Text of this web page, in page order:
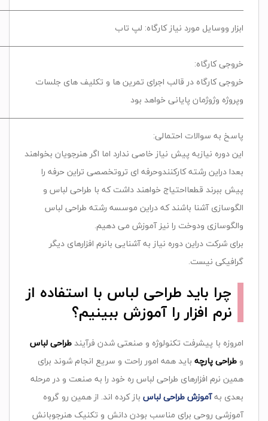
ابزار ووسایل مورد نیاز کارگاه: لپ تاب
خروجی کارگاه:
خروجی کارگاه در قالب اجرای تمرین ها و تکلیف های جلسات
وپروژه وژوژمان پایانی خواهد بود
پاسخ به سوالات احتمالی:
این دوره نیازبه پیش نیاز خاصی ندارد اما اگر هنرجویان بخواهند
بعدا دراین رشته کارکنندوحرفه ای تروتخصصی تراین حرفه را
پیش ببرند قطعااحتیاج خواهند داشت که با طراحی لباس و
الگوسازی آشنا باشند که دراین موسسه رشته طراحی لباس
والگوسازی ودوخت را نیز آموزش می دهیم.
برای شرکت دراین دوره نیاز به آشنایی بانرم افزارهای دیگر
گرافیکی نیست.
چرا باید طراحی لباس با استفاده از
نرم افزار را آموزش ببینیم؟
امروزه با پیشرفت تکنولوژه و صنعتی شدن فرآیندطراحی لباس
و طراحی پارچه باید همه امور راحت و سریع انجام شوند برای
همین نرم افزارهای طراحی لباس ره خود را به صنعت و در مرحله
بعدی بهآموزش طراحی لباس باز کرده اند. از همین رو گروه
آموزشی روحی برای مناسب بودن دانش و تکنیک هنرجوبانش